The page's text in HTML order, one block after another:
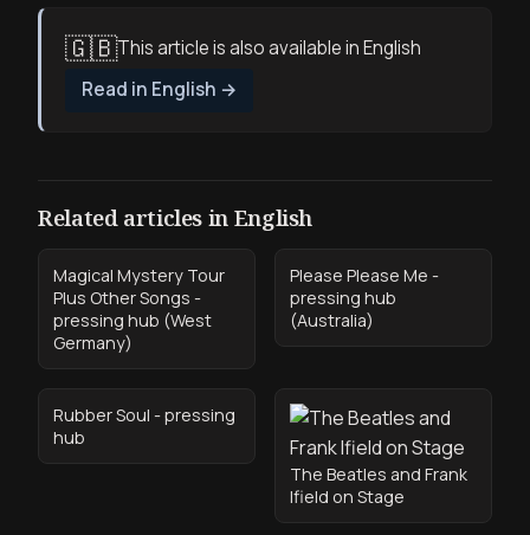
🇬🇧This article is also available in English
Read in English →
Related articles in English
Magical Mystery Tour
Plus Other Songs -
pressing hub (West
Germany)
Please Please Me -
pressing hub
(Australia)
Rubber Soul - pressing
hub
The Beatles and Frank
Ifield on Stage